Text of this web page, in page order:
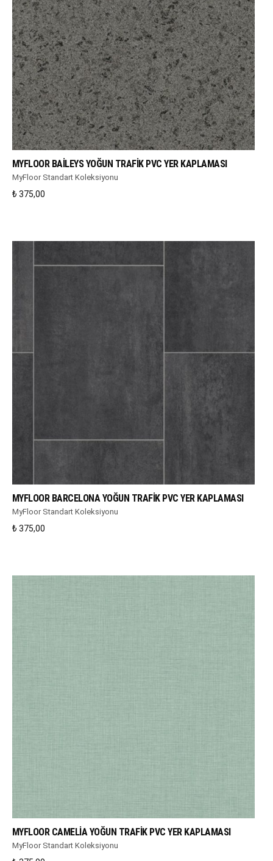
WHATSAPP DESTEK
MYFLOOR BAILEYS YOĞUN TRAFIK PVC YER KAPLAMASI
MyFloor Standart Koleksiyonu
₺ 375,00
WHATSAPP DESTEK
MYFLOOR BARCELONA YOĞUN TRAFIK PVC YER KAPLAMASI
MyFloor Standart Koleksiyonu
₺ 375,00
WHATSAPP DESTEK
MYFLOOR CAMELIA YOĞUN TRAFIK PVC YER KAPLAMASI
MyFloor Standart Koleksiyonu